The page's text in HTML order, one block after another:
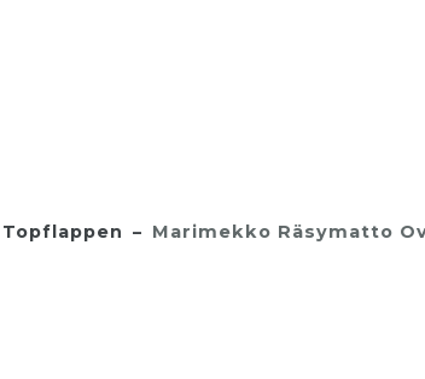
Topflappen Marimekko Räsymatto